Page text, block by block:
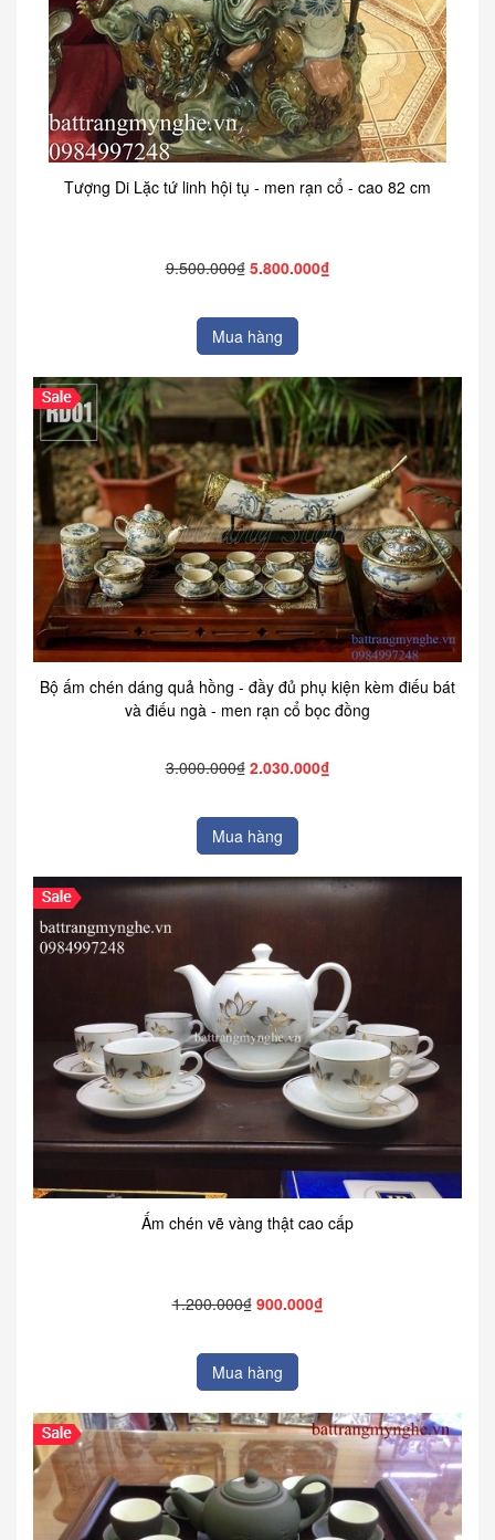
Tượng Di Lặc tứ linh hội tụ - men rạn cổ - cao 82 cm
9.500.000₫ 5.800.000₫
Mua hàng
Bộ ấm chén dáng quả hồng - đầy đủ phụ kiện kèm điếu bát
và điếu ngà - men rạn cổ bọc đồng
3.000.000₫ 2.030.000₫
Mua hàng
Ấm chén vẽ vàng thật cao cấp
1.200.000₫ 900.000₫
Mua hàng